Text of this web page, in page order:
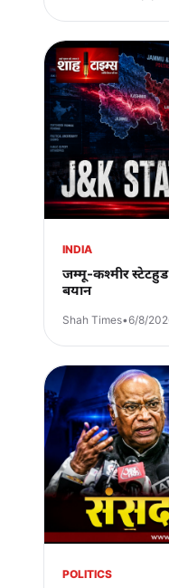
INDIA
जम्मू-कश्मीर स्टेटहुड
बयान
Shah Times•6/8/
POLITICS